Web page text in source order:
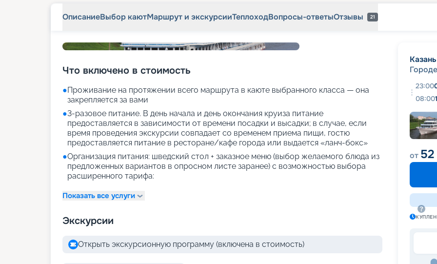
ОписаниеВыбор каютМаршрут и экскурсииТеплоходВопросы-ответыОтзывы 21
Что включено в стоимость
●Проживание на протяжении всего маршрута в каюте выбранного класса — она
закрепляется за вами
●3-разовое питание. В день начала и день окончания круиза питание
предоставляется в зависимости от времени посадки и высадки; в случае, если
время проведения экскурсии совпадает со временем приема пищи, гостю
предоставляется питание в ресторане/кафе города или выдается «ланч-бокс»
●Организация питания: шведский стол + заказное меню (выбор желаемого блюда из
предложенных вариантов в опросном листе заранее) с возможностью выбора
расширенного тарифа:
Показать все услуги
Экскурсии
Открыть экскурсионную программу (включена в стоимость)
Казань
23:00
08:00
от 52